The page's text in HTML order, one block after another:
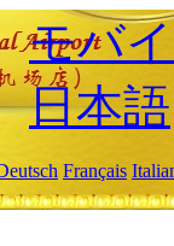
モバ
日本語
Français